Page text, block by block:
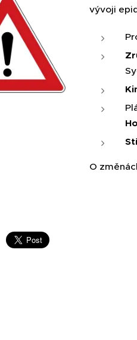
vývoji
O